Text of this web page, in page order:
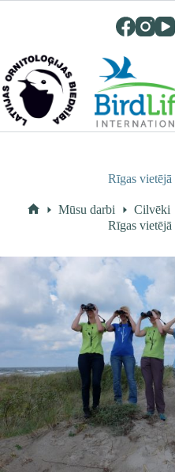
Rīgas vietējā
Mūsu darbi Cilvēki
Rīgas vietējā